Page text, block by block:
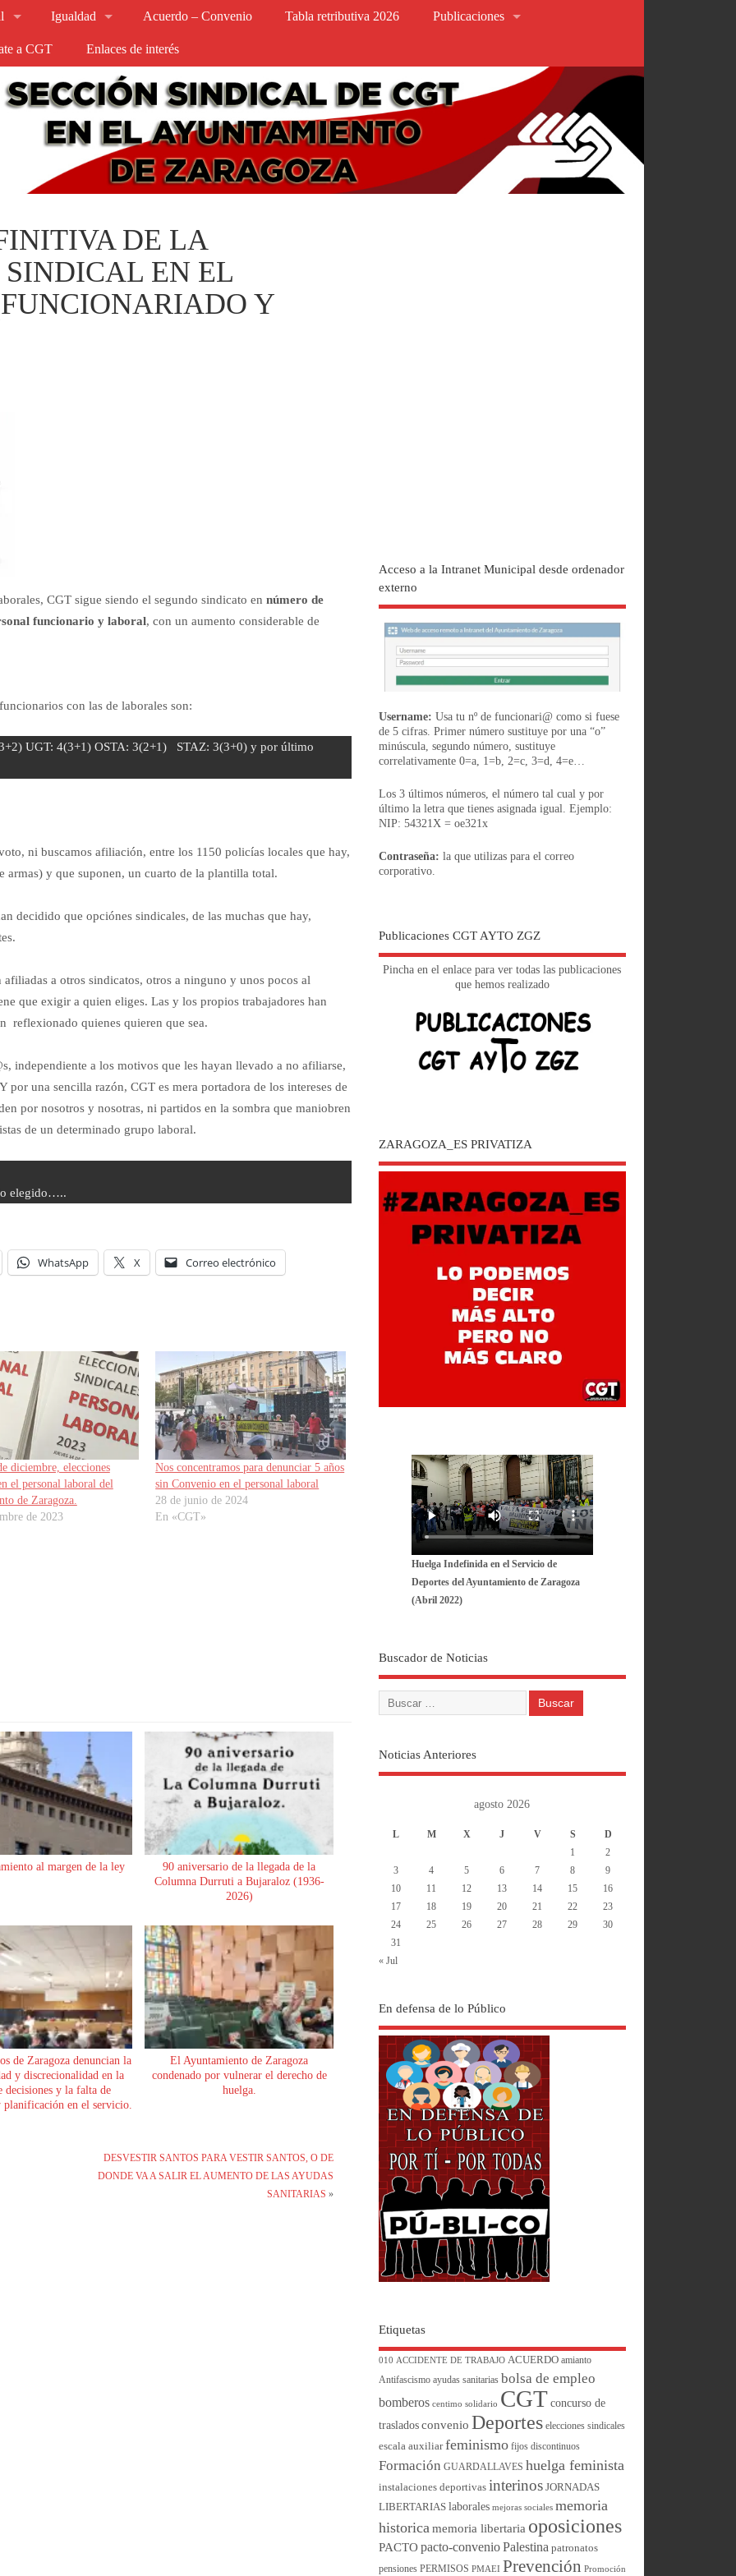
Igualdad Acuerdo – Convenio Tabla retributiva 2026 Publicaciones
a CGT Enlaces de interés
DE LA
SINDICAL EN EL
Y
CGT sigue siendo el segundo sindicato ennúmero de
funcionario y laboral, con un aumento considerable de
con las de laborales son:
UGT: 4(3+1) OSTA: 3(2+1) STAZ: 3(3+0) y por último
ni buscamos afiliación, entre los 1150 policías locales que hay,
armas) y que suponen, un cuarto de la plantilla total.
decidido que opciónes sindicales, de las muchas que hay,
afiliadas a otros sindicatos, otros a ninguno y unos pocos al
que exigir a quien eliges. Las y los propios trabajadores han
reflexionado quienes quieren que sea.
independiente a los motivos que les hayan llevado a no afiliarse,
por una sencilla razón, CGT es mera portadora de los intereses de
por nosotros y nosotras, ni partidos en la sombra que maniobren
de un determinado grupo laboral.
elegido…..
WhatsApp X Correo electrónico
diciembre, elecciones
el personal laboral del
de Zaragoza.
de 2023
Nos concentramos para denunciar 5 años
sin Convenio en el personal laboral
28 de junio de 2024
En «CGT»
al margen de la ley
90 aniversario de la llegada de la
Columna Durruti a Bujaraloz (1936-
2026)
de Zaragoza denuncian la
y discrecionalidad en la
decisiones y la falta de
en el servicio.
El Ayuntamiento de Zaragoza
condenado por vulnerar el derecho de
huelga.
DESVESTIR SANTOS PARA VESTIR SANTOS, O DE
DONDE VA A SALIR EL AUMENTO DE LAS AYUDAS
SANITARIAS »
Acceso a la Intranet Municipal desde ordenador
externo
Username: Usa tu nº de funcionari@ como si fuese
de 5 cifras. Primer número sustituye por una “o”
minúscula, segundo número, sustituye
correlativamente 0=a, 1=b, 2=c, 3=d, 4=e…
Los 3 últimos números, el número tal cual y por
último la letra que tienes asignada igual. Ejemplo:
NIP: 54321X = oe321x
Contraseña: la que utilizas para el correo
corporativo.
Publicaciones CGT AYTO ZGZ
Pincha en el enlace para ver todas las publicaciones
que hemos realizado
ZARAGOZA_ES PRIVATIZA
Huelga Indefinida en el Servicio de
Deportes del Ayuntamiento de Zaragoza
(Abril 2022)
Buscador de Noticias
Noticias Anteriores
agosto 2026
L M X J V S
D
1
2
3
4 5 6 7 8
9
10
11 12 13 14 15
16
17
18 19 20 21 22
23
24
25 26 27 28 29
30
31
« Jul
En defensa de lo Público
Etiquetas
010 ACCIDENTE DE TRABAJO ACUERDO amianto
Antifascismo ayudas sanitarias bolsa de empleo
bomberos centimo solidario CGT concurso de
traslados convenio Deportes elecciones sindicales
escala auxiliar feminismo fijos discontinuos
Formación GUARDALLAVES huelga feminista
instalaciones deportivas interinos JORNADAS
LIBERTARIAS laborales mejoras sociales memoria
historica memoria libertaria oposiciones
PACTO pacto-convenio Palestina patronatos
pensiones PERMISOS PMAEI Prevención Promoción